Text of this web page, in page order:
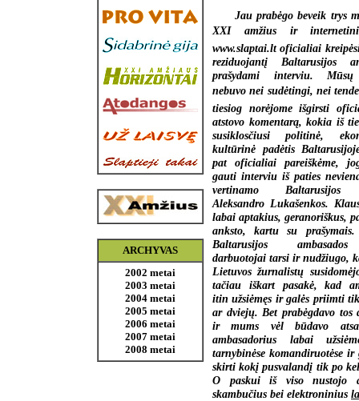
ARCHYVAS
2002 metai
2003 metai
2004 metai
2005 metai
2006 metai
2007 metai
2008 metai
Jau prabėgo beveik trys
XXI amžius ir
www.slaptai.lt oficialiai
reziduojantį Baltarusijos
prašydami interviu.
nebuvo nei sudėtingi, nei
tiesiog norėjome išgirsti
atstovo komentarą, kokia iš
susiklosčiusi politinė,
kultūrinė padėtis
pat oficialiai pareiškėme,
gauti interviu iš paties
vertinamo Baltarusijos
Aleksandro Lukašenkos.
labai aptakius, geranoriškus,
anksto, kartu su
Baltarusijos
darbuotojai tarsi ir nudžiugo,
Lietuvos žurnalistų
tačiau iškart pasakė, kad
itin užsiėmęs ir galės priimti
ar dviejų. Bet prabėgdavo tos
ir mums vėl būdavo
ambasadorius labai
tarnybinėse komandiruotėse ir
skirti kokį pusvalandį tik po
O paskui iš viso nustojo
skambučius bei elektroninius